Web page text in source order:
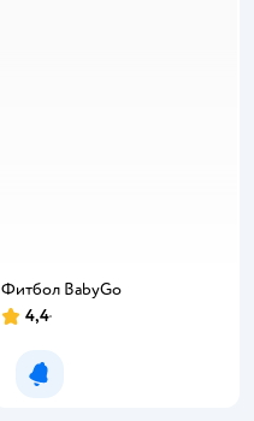
Фитбол BabyGo
4,4
Уведомить о появлении